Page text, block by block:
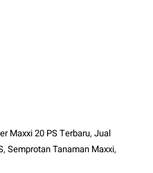
Maxxi 20 PS Terbaru, Jual
, Semprotan Tanaman Maxxi,